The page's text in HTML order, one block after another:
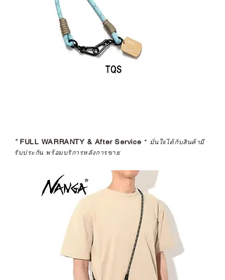
*FULL WARRANTY & After Service * มั่นใจได้กับสินค้ามี
รับประกัน พร้อมบริการหลังการขาย